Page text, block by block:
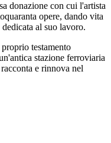
donazione con cui l'artista
opere, dando vita
al suo lavoro.
testamento
stazione ferroviaria
e rinnova nel